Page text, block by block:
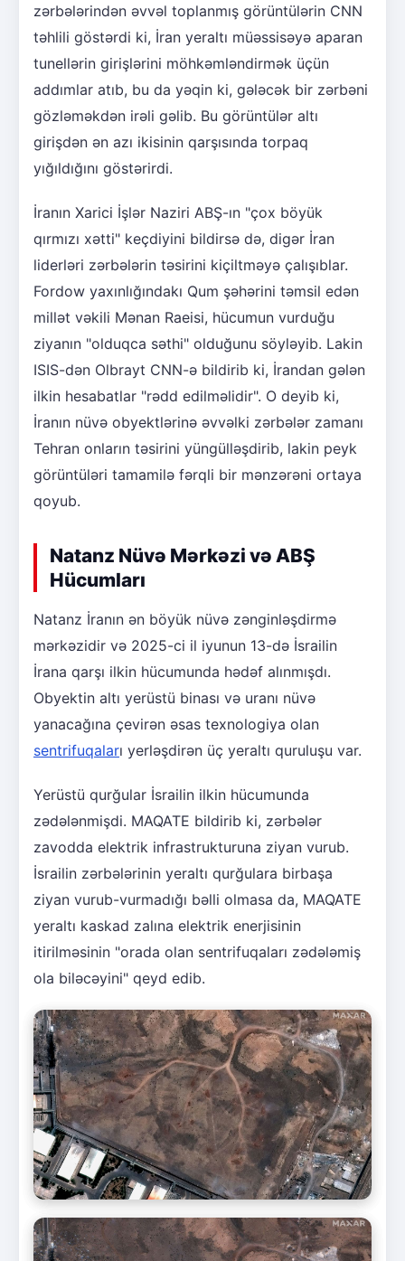
zərbələrindən əvvəl toplanmış görüntülərin CNN
təhlili göstərdi ki, İran yeraltı müəssisəyə aparan
tunellərin girişlərini möhkəmləndirmək üçün
addımlar atıb, bu da yəqin ki, gələcək bir zərbəni
gözləməkdən irəli gəlib. Bu görüntülər altı
girişdən ən azı ikisinin qarşısında torpaq
yığıldığını göstərirdi.
İranın Xarici İşlər Naziri ABŞ-ın "çox böyük
qırmızı xətti" keçdiyini bildirsə də, digər İran
liderləri zərbələrin təsirini kiçiltməyə çalışıblar.
Fordow yaxınlığındakı Qum şəhərini təmsil edən
millət vəkili Mənan Raeisi, hücumun vurduğu
ziyanın "olduqca səthi" olduğunu söyləyib. Lakin
ISIS-dən Olbrayt CNN-ə bildirib ki, İrandan gələn
ilkin hesabatlar "rədd edilməlidir". O deyib ki,
İranın nüvə obyektlərinə əvvəlki zərbələr zamanı
Tehran onların təsirini yüngülləşdirib, lakin peyk
görüntüləri tamamilə fərqli bir mənzərəni ortaya
qoyub.
Natanz Nüvə Mərkəzi və ABŞ
Hücumları
Natanz İranın ən böyük nüvə zənginləşdirmə
mərkəzidir və 2025-ci il iyunun 13-də İsrailin
İrana qarşı ilkin hücumunda hədəf alınmışdı.
Obyektin altı yerüstü binası və uranı nüvə
yanacağına çevirən əsas texnologiya olan
sentrifuqaları yerləşdirən üç yeraltı quruluşu var.
Yerüstü qurğular İsrailin ilkin hücumunda
zədələnmişdi. MAQATE bildirib ki, zərbələr
zavodda elektrik infrastrukturuna ziyan vurub.
İsrailin zərbələrinin yeraltı qurğulara birbaşa
ziyan vurub-vurmadığı bəlli olmasa da, MAQATE
yeraltı kaskad zalına elektrik enerjisinin
itirilməsinin "orada olan sentrifuqaları zədələmiş
ola biləcəyini" qeyd edib.